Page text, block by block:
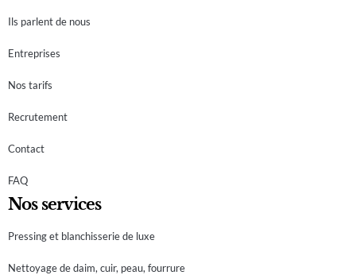
Ils parlent de nous
Entreprises
Nos tarifs
Recrutement
Contact
FAQ
Nos services
Pressing et blanchisserie de luxe
Nettoyage de daim, cuir, peau, fourrure